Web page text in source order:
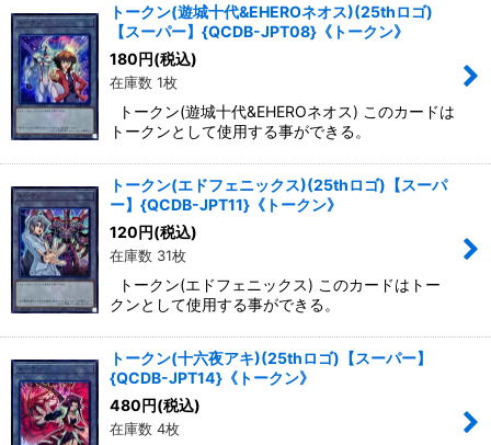
トークン(遊城十代&EHEROネオス)(25thロゴ)
【スーパー】{QCDB-JPT08}《トークン》
180円(税込)
在庫数 1枚
トークン(遊城十代&EHEROネオス) このカードは
トークンとして使用する事ができる。
トークン(エドフェニックス)(25thロゴ)【スーパ
ー】{QCDB-JPT11}《トークン》
120円(税込)
在庫数 31枚
トークン(エドフェニックス) このカードはトー
クンとして使用する事ができる。
トークン(十六夜アキ)(25thロゴ)【スーパー】
{QCDB-JPT14}《トークン》
480円(税込)
在庫数 4枚